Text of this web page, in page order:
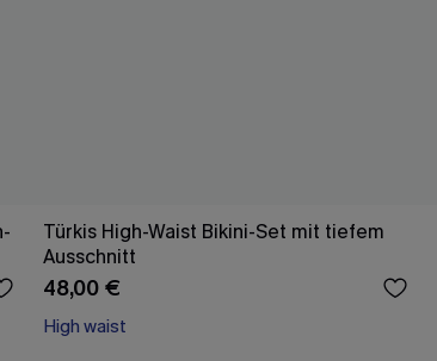
Türkis High-Waist Bikini-Set mit tiefem
Ausschnitt
48,00 €
High waist